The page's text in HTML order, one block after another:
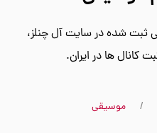
ثبت شده در سایت آل چنلز،
کانال ها در ایران.
موسیقی